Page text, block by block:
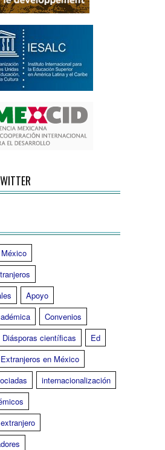
Apoyo
Convenios
Diásporas científicas
Ed
Extranjeros en México
internacionalización